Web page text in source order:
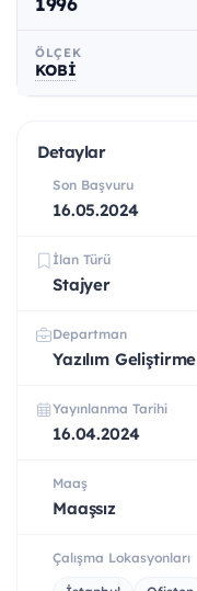
ÖLÇEK
KOBİ
Detaylar
Son Başvuru
16.05.2024
İlan Türü
Stajyer
Departman
Yazılım Geliştirme
Yayınlanma Tarihi
16.04.2024
Maaş
Maaşsız
Çalışma Lokasyonları